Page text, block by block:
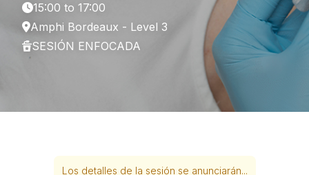
15:00 to 17:00
Amphi Bordeaux - Level 3
SESIÓN ENFOCADA
Los detalles de la sesión se anunciarán...